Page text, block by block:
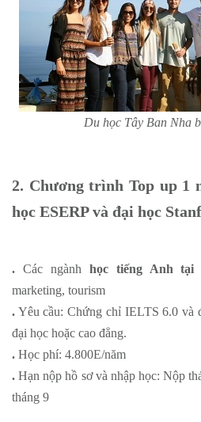
Du học Tây Ban Nha
2. Chương trình Top up 1
học ESERP và đại học
. Các ngành học tiếng Anh tại
marketing, tourism
. Yêu cầu: Chứng chỉ IELTS 6.0 và
đại học hoặc cao đẳng.
. Học phí: 4.800E/năm
. Hạn nộp hồ sơ và nhập học: Nộp
tháng 9